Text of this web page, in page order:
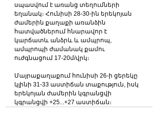
սպասվում է առանց տեղումների
եղանակ։ Հունիսի 28-30-ին երեկոյան
ժամերին քաղաքի առանձին
հատվածներում հնարավոր է
կարճատև անձրև և ամպրոպ,
ամպրոպի ժամանակ քամու
ուժգնացում 17-20մ/վրկ։
Մայրաքաղաքում հունիսի 26-ի ցերեկը
կլինի 31-33 աստիճան տաքություն, իսկ
երեկոյան ժամերին կգրանցվի
կգրանցվի +25...+27 աստիճան։